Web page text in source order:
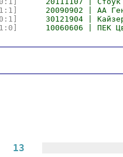
20090902 | АА
30121904 |
10060606 | ПЕК
13